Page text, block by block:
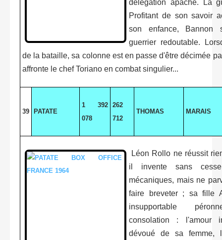
délégation apache. La
Profitant de son savoir
son enfance, Bannon
guerrier redoutable.
de la bataille, sa colonne est en passe d'être décimée
affronte le chef Toriano en combat singulier...
39 PATATE
1 392
078
262
712
THOMAS MARAIS
Léon Rollo ne réussit
il invente sans
mécaniques, mais ne
faire breveter ; sa fille
insupportable
consolation : l'amour
dévoué de sa femme,